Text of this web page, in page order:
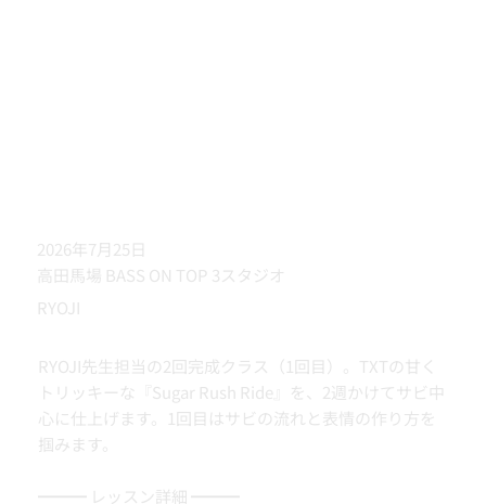
2026年7月25日
高田馬場 BASS ON TOP 3スタジオ
RYOJI
RYOJI先生担当の2回完成クラス（1回目）。TXTの甘く
トリッキーな『Sugar Rush Ride』を、2週かけてサビ中
心に仕上げます。1回目はサビの流れと表情の作り方を
掴みます。
━━━ レッスン詳細 ━━━